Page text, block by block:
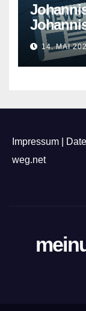
14. MAI
Impressum
weg.net